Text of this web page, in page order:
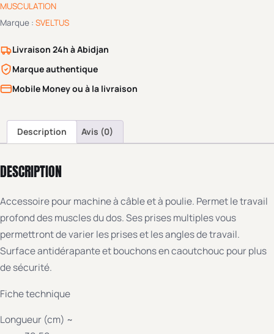
MUSCULATION
Marque : SVELTUS
Livraison 24h à Abidjan
Marque authentique
Mobile Money ou à la livraison
Description Avis (0)
DESCRIPTION
Accessoire pour machine à câble et à poulie. Permet le travail
profond des muscles du dos. Ses prises multiples vous
permettront de varier les prises et les angles de travail.
Surface antidérapante et bouchons en caoutchouc pour plus
de sécurité.
Fiche technique
Longueur (cm) ~